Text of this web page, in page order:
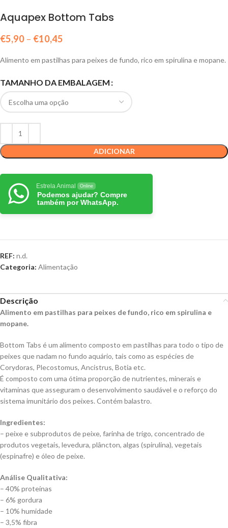
Aquapex Bottom Tabs
€5,90 – €10,45
Alimento em pastilhas para peixes de fundo, rico em spirulina e mopane.
TAMANHO DA EMBALAGEM
ADICIONAR
Estrela Animal Online
Podemos ajudar? Compre
também por WhatsApp.
REF: n.d.
Categoria: Alimentação
Descrição
Alimento em pastilhas para peixes de fundo, rico em spirulina e
mopane.
Bottom Tabs é um alimento composto em pastilhas para todo o tipo de
peixes que nadam no fundo aquário, tais como as espécies de
Corydoras, Plecostomus, Ancistrus, Botia etc.
É composto com uma ótima proporção de nutrientes, minerais e
vitaminas que asseguram o desenvolvimento saudável e o reforço do
sistema imunitário dos peixes. Contém balastro.
Ingredientes:
– peixe e subprodutos de peixe, farinha de trigo, concentrado de
produtos vegetais, levedura, plâncton, algas (spirulina), vegetais
(espinafre) e óleo de peixe.
Análise Qualitativa:
– 40% proteínas
– 6% gordura
– 10% humidade
– 3,5% fibra